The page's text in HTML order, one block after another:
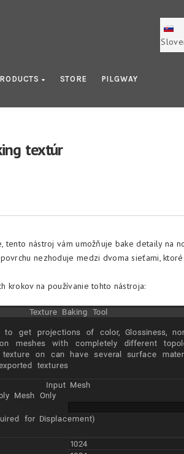
STORE PILGWAY
textúr
tento nástroj vám umožňuje bake detaily na
nezhoduje medzi dvoma sieťami,
krokov na používanie tohto nástroja: